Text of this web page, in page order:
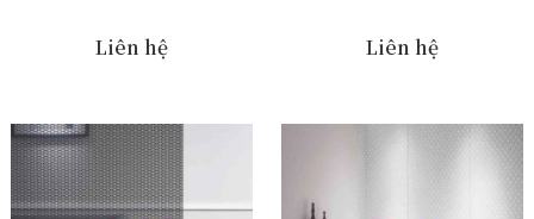
Liên hệ Liên hệ